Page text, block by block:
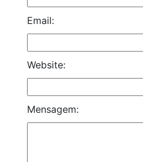
Email:
Website:
Mensagem: